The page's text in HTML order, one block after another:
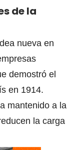
de la
nueva en
demostró el
en 1914.
mantenido a la
la carga